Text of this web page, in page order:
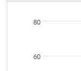
60
80